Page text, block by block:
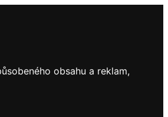
obsahu a reklam,